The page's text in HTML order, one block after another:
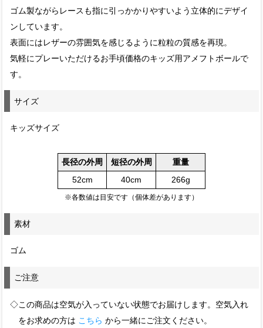
ゴム製ながらレースも指に引っかかりやすいよう立体的にデザイ
ンしています。
表面にはレザーの雰囲気を感じるように粒粒の質感を再現。
気軽にプレーいただけるお手頃価格のキッズ用アメフトボールで
す。
サイズ
キッズサイズ
長径の外周 短径の外周
重量
52cm
40cm 266g
※各数値は目安です（個体差があります）
素材
ゴム
ご注意
◇この商品は空気が入っていない状態でお届けします。空気入れ
をお求めの方は こちら から一緒にご注文ください。